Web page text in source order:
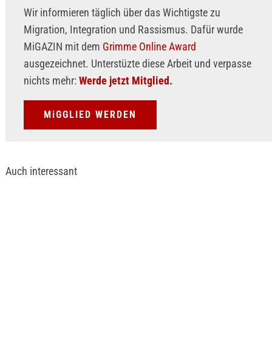
Wir informieren täglich über das Wichtigste zu
Migration, Integration und Rassismus. Dafür wurde
MiGAZIN mit dem Grimme Online Award
ausgezeichnet. Unterstüzte diese Arbeit und verpasse
nichts mehr: Werde jetzt Mitglied.
MiGGLIED WERDEN
Auch interessant